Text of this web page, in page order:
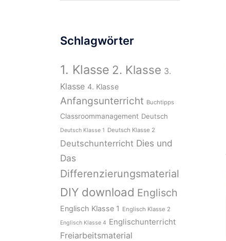
Schlagwörter
1. Klasse 2. Klasse 3.
Klasse 4. Klasse
Anfangsunterricht Buchtipps
Classroommanagement Deutsch
Deutsch Klasse 1 Deutsch Klasse 2
Deutschunterricht Dies und
Das
Differenzierungsmaterial
DIY download Englisch
Englisch Klasse 1 Englisch Klasse 2
Englisch Klasse 4 Englischunterricht
Freiarbeitsmaterial